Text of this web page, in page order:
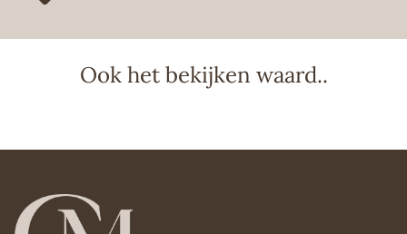
verrassen door Cosmonde en laat je meevoeren in de
Wij proberen je bestelling altijd zo snel mogelijk te
Ook het bekijken waard..